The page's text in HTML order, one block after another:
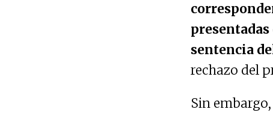
sentencia
rechazo del
Sin